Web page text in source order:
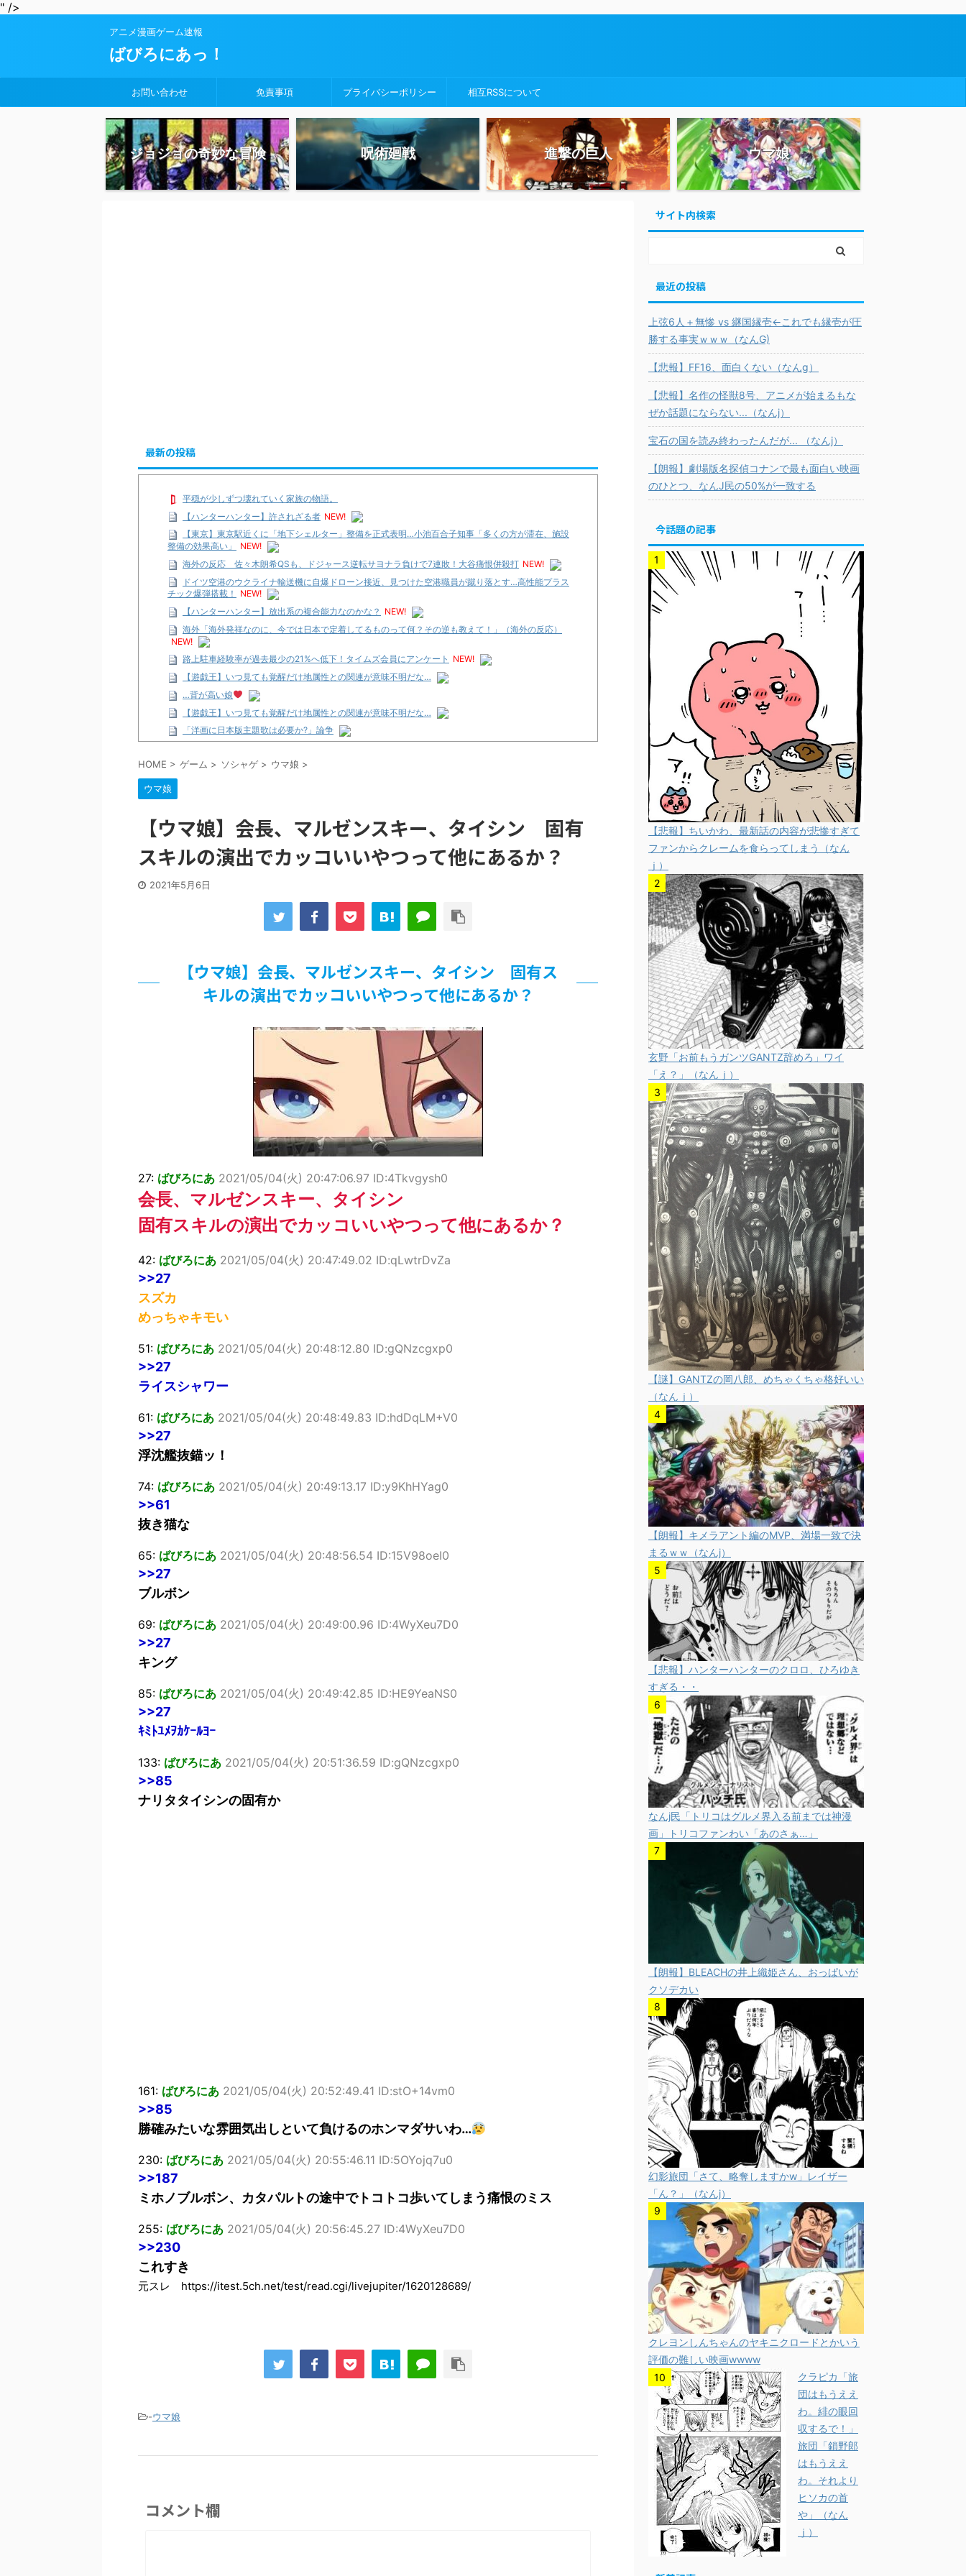
" />
アニメ漫画ゲーム速報
ばびろにあっ！
お問い合わせ 免責事項 プライバシーポリシー 相互RSSについて
ジョジョの奇妙な冒険 呪術廻戦 進撃の巨人 ウマ娘
最新の投稿
平穏が少しずつ壊れていく家族の物語。
【ハンターハンター】許されざる者 NEW!
【東京】東京駅近くに「地下シェルター」整備を正式表明…小池百合子知事「多くの方が滞在、施設
整備の効果高い」
NEW!
海外の反応 佐々木朗希QSも、ドジャース逆転サヨナラ負けで7連敗！大谷痛恨併殺打 NEW!
ドイツ空港のウクライナ輸送機に自爆ドローン接近、見つけた空港職員が蹴り落とす…高性能プラス
チック爆弾搭載！
NEW!
【ハンターハンター】放出系の複合能力なのかな？ NEW!
海外「海外発祥なのに、今では日本で定着してるものって何？その逆も教えて！」（海外の反応）
NEW!
路上駐車経験率が過去最少の21%へ低下！タイムズ会員にアンケート NEW!
【遊戯王】いつ見ても覚醒だけ地属性との関連が意味不明だな…
…背が高い娘
【遊戯王】いつ見ても覚醒だけ地属性との関連が意味不明だな…
「洋画に日本版主題歌は必要か?」論争
【R-18】真・女神転生 Road to the Transcendence【二次創作】 第２０話
【遊戯王】いつ見ても覚醒だけ地属性との関連が意味不明だな…
美少女図鑑AWARD2026グランプリ・榎本彩乃、グラビア披露！透明感が凄い！！
【朗報】齋藤飛鳥、前屈みで完全に見えてる動画が拡散されてしまう…
北原ももさんの挑発!!!
超能力が使えるようになったので限界まで極める事にした件 その２
北原ももさんの挑発!!!
敵「ダンクーガは合体するまでが長過ぎてつまらない」←合体する前から面白いんだよなぁ
まとめチェッカーは閉鎖しました。RSSの解除をお願いします。
【信長の野望・新生】米問屋をどういう時にどこに建てるのかわからない
NHKにようこそ！を見終えたんだがｗｗｗ
Powered by livedoor 相互RSS
HOME > ゲーム > ソシャゲ > ウマ娘 >
ウマ娘
【ウマ娘】会長、マルゼンスキー、タイシン 固有
スキルの演出でカッコいいやつって他にあるか？
2021年5月6日
【ウマ娘】会長、マルゼンスキー、タイシン 固有ス
キルの演出でカッコいいやつって他にあるか？
27: ばびろにあ 2021/05/04(火) 20:47:06.97 ID:4Tkvgysh0
会長、マルゼンスキー、タイシン
固有スキルの演出でカッコいいやつって他にあるか？
42: ばびろにあ 2021/05/04(火) 20:47:49.02 ID:qLwtrDvZa
>>27
スズカ
めっちゃキモい
51: ばびろにあ 2021/05/04(火) 20:48:12.80 ID:gQNzcgxp0
>>27
ライスシャワー
61: ばびろにあ 2021/05/04(火) 20:48:49.83 ID:hdDqLM+V0
>>27
浮沈艦抜錨ッ！
74: ばびろにあ 2021/05/04(火) 20:49:13.17 ID:y9KhHYag0
>>61
抜き猫な
65: ばびろにあ 2021/05/04(火) 20:48:56.54 ID:15V98oeI0
>>27
ブルボン
69: ばびろにあ 2021/05/04(火) 20:49:00.96 ID:4WyXeu7D0
>>27
キング
85: ばびろにあ 2021/05/04(火) 20:49:42.85 ID:HE9YeaNS0
>>27
ｷﾐﾄﾕﾒｦｶｹｰﾙﾖｰ
133: ばびろにあ 2021/05/04(火) 20:51:36.59 ID:gQNzcgxp0
>>85
ナリタタイシンの固有か
161: ばびろにあ 2021/05/04(火) 20:52:49.41 ID:stO+14vm0
>>85
勝確みたいな雰囲気出しといて負けるのホンマダサいわ…
230: ばびろにあ 2021/05/04(火) 20:55:46.11 ID:5OYojq7u0
>>187
ミホノブルボン、カタパルトの途中でトコトコ歩いてしまう痛恨のミス
255: ばびろにあ 2021/05/04(火) 20:56:45.27 ID:4WyXeu7D0
>>230
これすき
元スレ https://itest.5ch.net/test/read.cgi/livejupiter/1620128689/
-ウマ娘
コメント欄
サイト内検索
最近の投稿
上弦6人＋無惨 vs 継国縁壱←これでも縁壱が圧
勝する事実ｗｗｗ（なんG)
【悲報】FF16、面白くない（なんg）
【悲報】名作の怪獣8号、アニメが始まるもな
ぜか話題にならない...（なんj）
宝石の国を読み終わったんだが... （なんj）
【朗報】劇場版名探偵コナンで最も面白い映画
のひとつ、なんJ民の50%が一致する
今話題の記事
【悲報】ちいかわ、最新話の内容が悲惨すぎて
ファンからクレームを食らってしまう（なん
ｊ）
玄野「お前もうガンツGANTZ辞めろ」ワイ
「え？」（なんｊ）
【謎】GANTZの岡八郎、めちゃくちゃ格好いい
（なんｊ）
【朗報】キメラアント編のMVP、満場一致で決
まるｗｗ（なんj）
【悲報】ハンターハンターのクロロ、ひろゆき
すぎる・・
なんj民「トリコはグルメ界入る前までは神漫
画」トリコファンわい「あのさぁ…」
【朗報】BLEACHの井上織姫さん、おっぱいが
クソデカい
幻影旅団「さて、略奪しますかw」レイザー
「ん？」（なんj）
クレヨンしんちゃんのヤキニクロードとかいう
評価の難しい映画wwww
クラピカ「旅
団はもうええ
わ。緋の眼回
収するで！」
旅団「鎖野郎
はもうええ
わ。それより
ヒソカの首
や」（なん
ｊ）